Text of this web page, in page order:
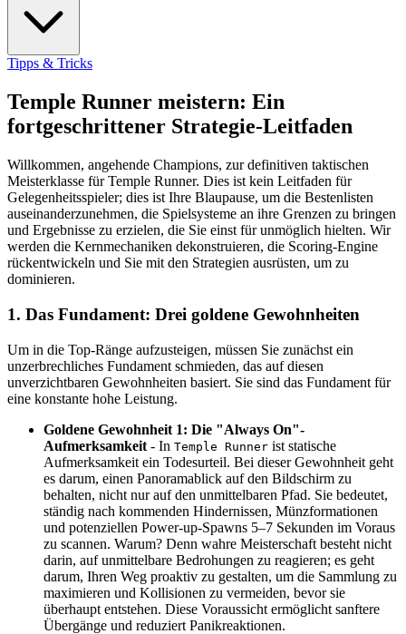
Tipps & Tricks
Temple Runner meistern: Ein
fortgeschrittener Strategie-Leitfaden
Willkommen, angehende Champions, zur definitiven taktischen
Meisterklasse für Temple Runner. Dies ist kein Leitfaden für
Gelegenheitsspieler; dies ist Ihre Blaupause, um die Bestenlisten
auseinanderzunehmen, die Spielsysteme an ihre Grenzen zu bringen
und Ergebnisse zu erzielen, die Sie einst für unmöglich hielten. Wir
werden die Kernmechaniken dekonstruieren, die Scoring-Engine
rückentwickeln und Sie mit den Strategien ausrüsten, um zu
dominieren.
1. Das Fundament: Drei goldene Gewohnheiten
Um in die Top-Ränge aufzusteigen, müssen Sie zunächst ein
unzerbrechliches Fundament schmieden, das auf diesen
unverzichtbaren Gewohnheiten basiert. Sie sind das Fundament für
eine konstante hohe Leistung.
Goldene Gewohnheit 1: Die "Always On"-
Aufmerksamkeit - In Temple Runner ist statische
Aufmerksamkeit ein Todesurteil. Bei dieser Gewohnheit geht
es darum, einen Panoramablick auf den Bildschirm zu
behalten, nicht nur auf den unmittelbaren Pfad. Sie bedeutet,
ständig nach kommenden Hindernissen, Münzformationen
und potenziellen Power-up-Spawns 5–7 Sekunden im Voraus
zu scannen. Warum? Denn wahre Meisterschaft besteht nicht
darin, auf unmittelbare Bedrohungen zu reagieren; es geht
darum, Ihren Weg proaktiv zu gestalten, um die Sammlung zu
maximieren und Kollisionen zu vermeiden, bevor sie
überhaupt entstehen. Diese Voraussicht ermöglicht sanftere
Übergänge und reduziert Panikreaktionen.